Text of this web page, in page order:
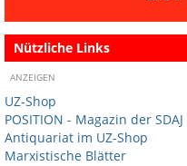
Nützliche Links
ANZEIGEN
UZ-Shop
POSITION - Magazin der SDAJ
Antiquariat im UZ-Shop
Marxistische Blätter